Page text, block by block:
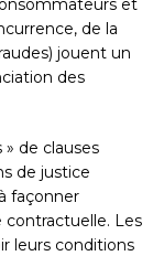
et
de la
jouent un
des
de clauses
de justice
façonner
Les
leurs conditions